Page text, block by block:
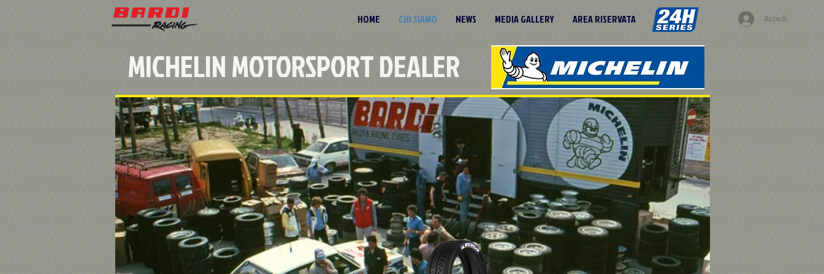
HOME CHI SIAMO NEWS MEDIA GALLERY AREA RISERVATA Accedi
MICHELIN MOTORSPORT DEALER